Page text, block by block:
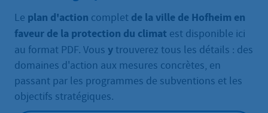
Le plan d'action complet de la ville de Hofheim en
faveur de la protection du climat est disponible ici
au format PDF. Vous y trouverez tous les détails : des
domaines d'action aux mesures concrètes, en
passant par les programmes de subventions et les
objectifs stratégiques.